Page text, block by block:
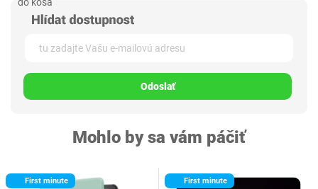
Odoslať
Mohlo by sa vám páčiť
First minute First minute